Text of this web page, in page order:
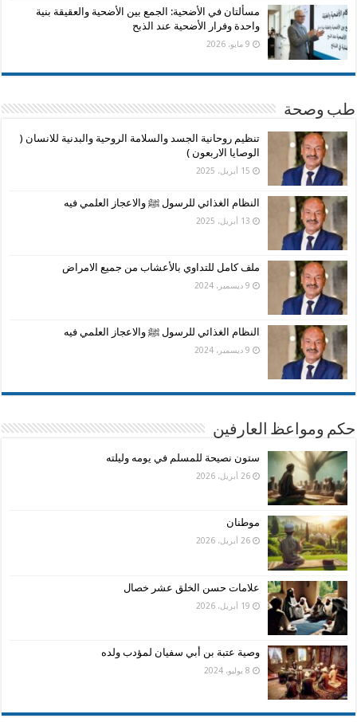
مسألتان في الأضحية: الجمع بين الأضحية والعقيقة بنية
واحدة وفرار الأضحية عند الذبح
9 مايو، 2026
طب وصحة
تنظيم روحانية الجسد والسلامة الروحية والبدنية للانسان (
الوصايا الاربعون )
15 أبريل، 2025
النظام الغذائي للرسول ﷺ والاعجاز العلمي فيه
13 أبريل، 2025
ملف كامل للتداوي بالأعشاب من جميع الامراض
9 ديسمبر، 2024
النظام الغذائي للرسول ﷺ والاعجاز العلمي فيه
9 ديسمبر، 2024
حكم ومواعظ العارفين
ستون نصيحة للمسلم في يومه وليلته
26 أبريل، 2026
موطنان
26 أبريل، 2026
علامات حسن الخلق عشر خصال
19 أبريل، 2026
وصية عتبة بن أبي سفيان لمؤدب ولده
8 يوليو، 2024